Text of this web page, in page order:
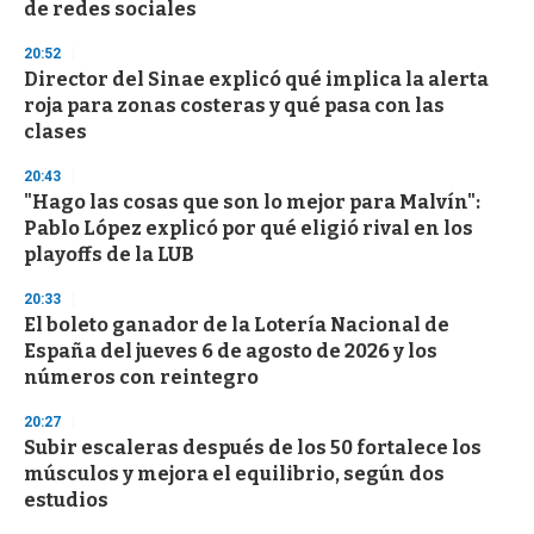
de redes sociales
20:52
Director del Sinae explicó qué implica la alerta
roja para zonas costeras y qué pasa con las
clases
20:43
"Hago las cosas que son lo mejor para Malvín":
Pablo López explicó por qué eligió rival en los
playoffs de la LUB
20:33
El boleto ganador de la Lotería Nacional de
España del jueves 6 de agosto de 2026 y los
números con reintegro
20:27
Subir escaleras después de los 50 fortalece los
músculos y mejora el equilibrio, según dos
estudios